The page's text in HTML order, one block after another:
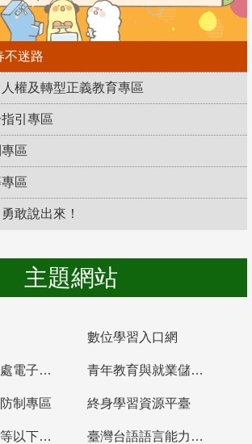
不迷路
人權及轉型正義教育專區
引專區
區
區
敢說出來！
主題網站
數位學習入口網
教育部統計處電子書櫃 青年教育與就業儲蓄帳戶
制專區 終身學習資源平臺
教育部高中等以下學校及幼兒園教師資格檢定考試 臺灣台語語言能力認證網站